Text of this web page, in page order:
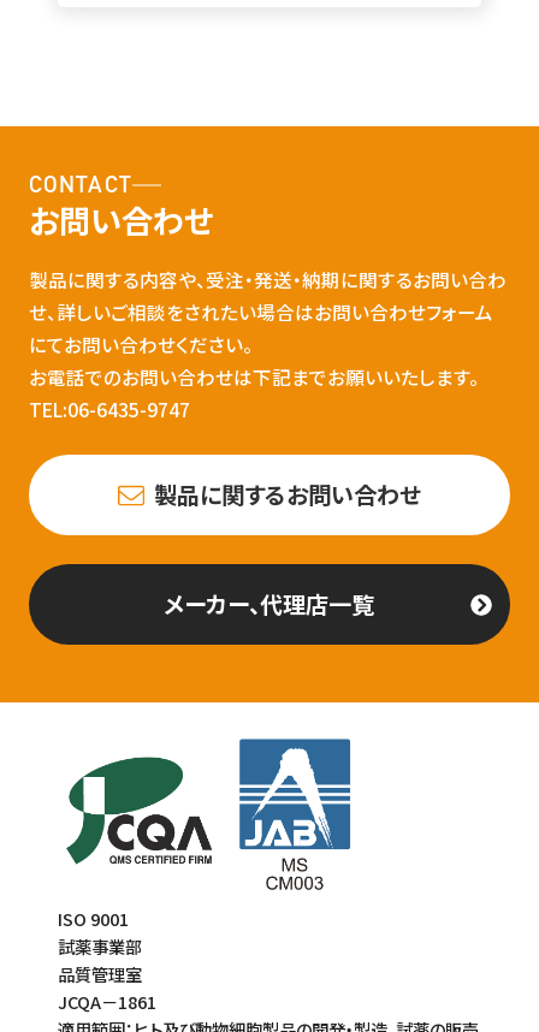
CONTACT
お問い合わせ
製品に関する内容や、受注・発送・納期に関するお問い合わ
せ、詳しいご相談をされたい場合はお問い合わせフォーム
にてお問い合わせください。
お電話でのお問い合わせは下記までお願いいたします。
TEL:06-6435-9747
製品に関するお問い合わせ
メーカー、代理店一覧
ISO 9001
試薬事業部
品質管理室
JCQA－1861